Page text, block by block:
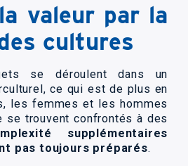
valeur par la
cultures
se déroulent dans un
ce qui est de plus en
les femmes et les hommes
se trouvent confrontés à des
supplémentaires
pas toujours préparés.